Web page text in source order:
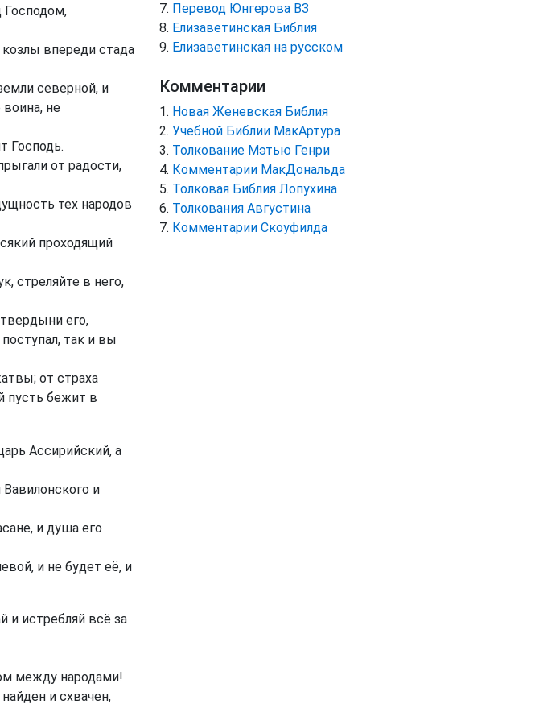
Господом,
козлы впереди стада
северной, и
воина, не
Господь.
от радости,
тех народов
проходящий
стреляйте в него,
его,
так и вы
от страха
пусть бежит в
Ассирийский, а
и
и душа его
и не будет её, и
и истребляй всё за
между народами!
и схвачен,
Перевод Юнгерова ВЗ
Елизаветинская Библия
Елизаветинская на русском
Комментарии
Новая Женевская Библия
Учебной Библии МакАртура
Толкование Мэтью Генри
Комментарии МакДональда
Толковая Библия Лопухина
Толкования Августина
Комментарии Скоуфилда